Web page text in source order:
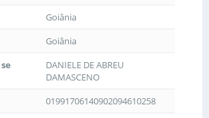
Goiânia
Goiânia
DANIELE DE ABREU
DAMASCENO
01991706140902094610258